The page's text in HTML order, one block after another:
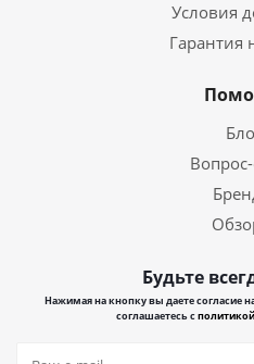
Условия
Гарантия
Будьте
Нажимая на кнопку вы даете согласие
соглашаетесь с